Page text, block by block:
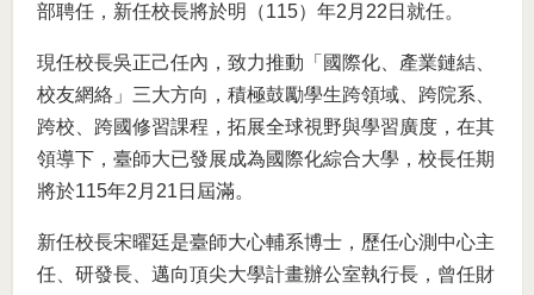
部聘任，新任校長將於明（115）年2月22日就任。
現任校長吳正己任內，致力推動「國際化、產業鏈結、
校友網絡」三大方向，積極鼓勵學生跨領域、跨院系、
跨校、跨國修習課程，拓展全球視野與學習廣度，在其
領導下，臺師大已發展成為國際化綜合大學，校長任期
將於115年2月21日屆滿。
新任校長宋曜廷是臺師大心輔系博士，歷任心測中心主
任、研發長、邁向頂尖大學計畫辦公室執行長，曾任財